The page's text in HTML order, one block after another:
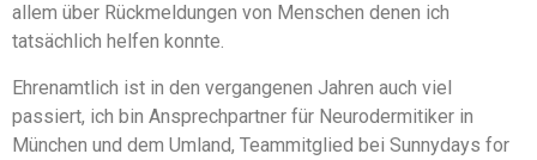
allem über Rückmeldungen von Menschen denen ich
tatsächlich helfen konnte.
Ehrenamtlich ist in den vergangenen Jahren auch viel
passiert, ich bin Ansprechpartner für Neurodermitiker in
München und dem Umland, Teammitglied bei Sunnydays for